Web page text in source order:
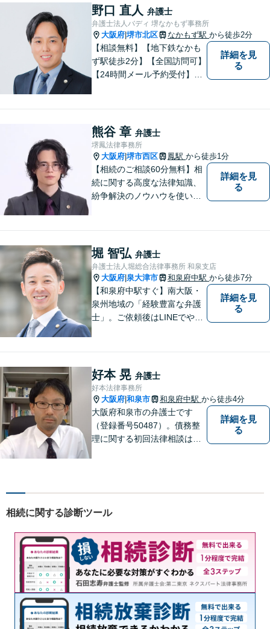
かりとお応えいたします。 お
気軽にご相談ください。
野口 直人 弁護士
弁護士法人バディ 堺なかもず事務所
大阪府 堺市北区 なかもず駅 から徒歩2分
【相談無料】【地下鉄なかも
ず駅徒歩2分】【全国訪問可】
【24時間メール予約受付】
ます。
詳細を見
る
熊谷 章 弁護士
堺鳳法律事務所
大阪府 堺市西区 鳳駅 から徒歩1分
【相続のご相談60分無料】相
続に関する高度な法律知識、
紛争解決のノウハウを使い、
確かつスピーディーに進め、
ご相談様にとって最適なご提
案ができるよう努めます。
詳細を見
る
堀 智弘 弁護士
弁護士法人堀総合法律事務所 和泉支店
大阪府 泉大津市 和泉府中駅 から徒歩7分
【和泉府中駅すぐ】南大阪・
泉州地域の「経験豊富な弁護
士」。ご依頼後はLINEでやり
制。グループ会社に税理士法
人・社労士事務所・不動産会
社があり問題を丸ごと解決！
詳細を見
る
好本 晃 弁護士
好本法律事務所
大阪府 和泉市 和泉府中駅 から徒歩4分
大阪府和泉市の弁護士です
（登録番号50487）。債務整
理に関する初回法律相談は無
詳細を見
る
相続に関する診断ツール